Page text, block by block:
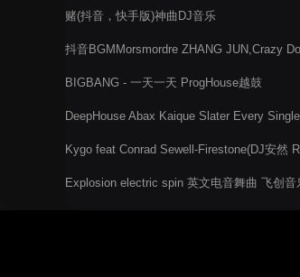
赌(抖音，快手版)神曲DJ音乐
抖音BGMMorsmordre ZHANG JUN,Crazy
BIGBANG - 一天一天 ProgHouse越鼓
DeepHouse Abax Kaique Slater Every
Kygo feat Conrad Sewell-Firestone(DJ安然
Explosion electric spin 英文电音舞曲 飞创音